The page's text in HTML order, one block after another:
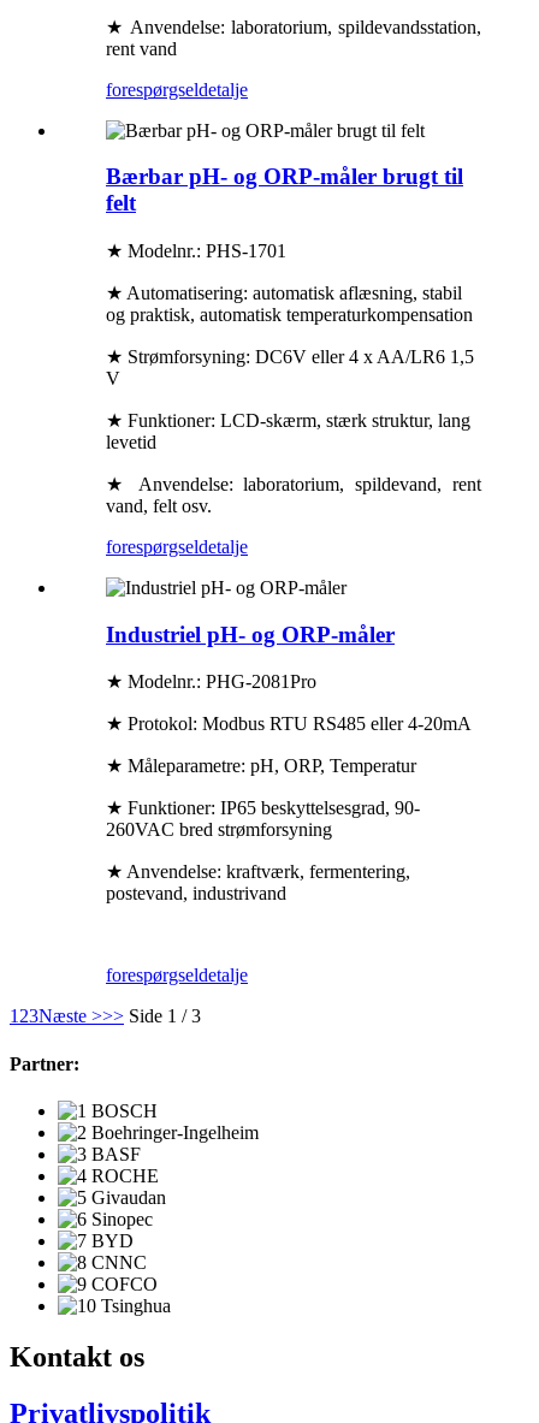
★ Anvendelse: laboratorium, spildevandsstation,
rent vand
forespørgseldetalje
Bærbar pH- og ORP-måler brugt til
felt
★ Modelnr.: PHS-1701
★ Automatisering: automatisk aflæsning, stabil
og praktisk, automatisk temperaturkompensation
★ Strømforsyning: DC6V eller 4 x AA/LR6 1,5
V
★ Funktioner: LCD-skærm, stærk struktur, lang
levetid
★ Anvendelse: laboratorium, spildevand, rent
vand, felt osv.
forespørgseldetalje
Industriel pH- og ORP-måler
★ Modelnr.: PHG-2081Pro
★ Protokol: Modbus RTU RS485 eller 4-20mA
★ Måleparametre: pH, ORP, Temperatur
★ Funktioner: IP65 beskyttelsesgrad, 90-
260VAC bred strømforsyning
★ Anvendelse: kraftværk, fermentering,
postevand, industrivand
forespørgseldetalje
123Næste >>> Side 1 / 3
Partner:
Kontakt os
Privatlivspolitik